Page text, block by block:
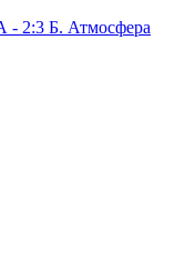
- 2:3 Б. Атмосфера